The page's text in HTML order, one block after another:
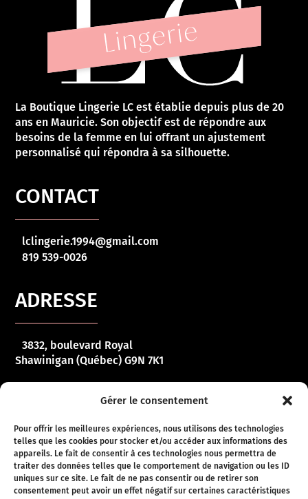
Gérer le consentement
Pour offrir les meilleures expériences, nous utilisons des technologies
telles que les cookies pour stocker et/ou accéder aux informations des
appareils. Le fait de consentir à ces technologies nous permettra de
traiter des données telles que le comportement de navigation ou les ID
uniques sur ce site. Le fait de ne pas consentir ou de retirer son
consentement peut avoir un effet négatif sur certaines caractéristiques
La Boutique Lingerie LC est établie depuis plus de 20
ans en Mauricie. Son objectif est de répondre aux
besoins de la femme en lui offrant un ajustement
personnalisé qui répondra à sa silhouette.
CONTACT
lclingerie.1994@gmail.com
819 539-0026
ADRESSE
3832, boulevard Royal
Shawinigan (Québec) G9N 7K1
Lundi – vendredi :10 h 00 – 17 h 00
Samedi :10 h 00 – 16 h 00